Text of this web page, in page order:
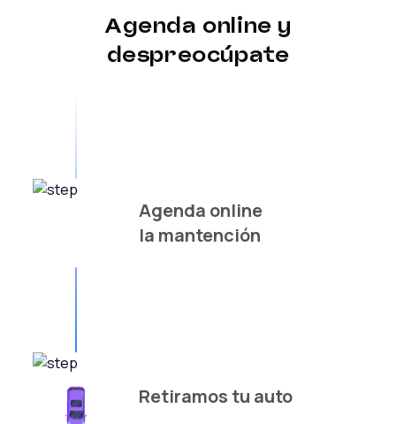
Agenda online y
despreocúpate
Agenda online
la mantención
Retiramos tu auto